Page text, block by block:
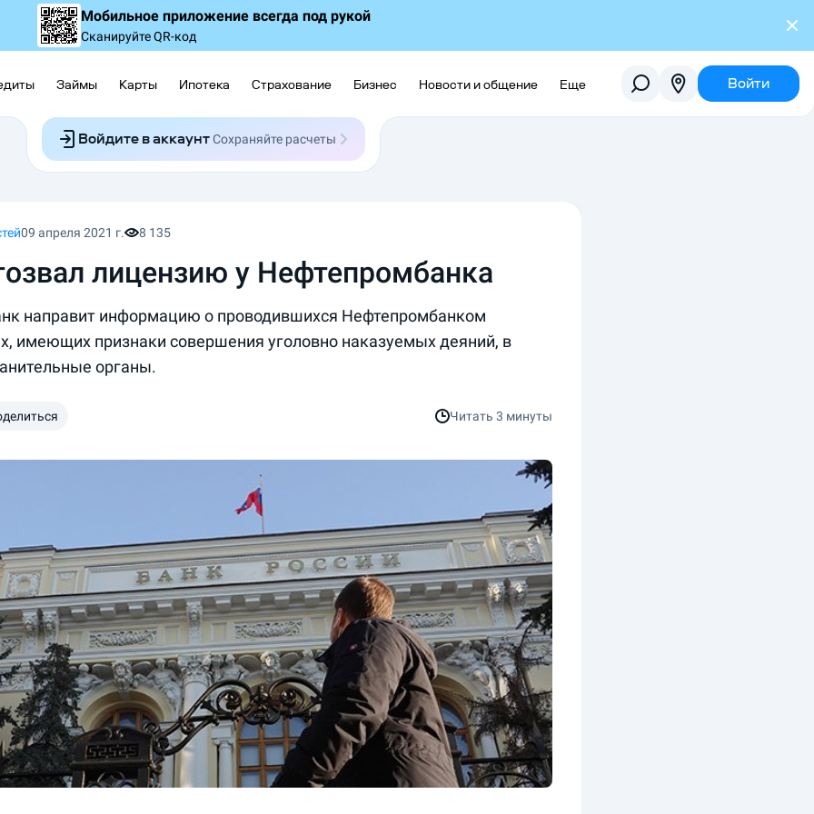
Мобильное приложение всегда под рукой
Сканируйте QR-код
Займы Карты Ипотека Страхование Бизнес Новости и общение Еще Войти
Войдите в аккаунтСохраняйте расчеты
Участвуйте в акциях
09 апреля 2021 г. 8 135
лицензию у Нефтепромбанка
направит информацию о проводившихся Нефтепромбанком
имеющих признаки совершения уголовно наказуемых деяний, в
органы.
Читать 3 минуты